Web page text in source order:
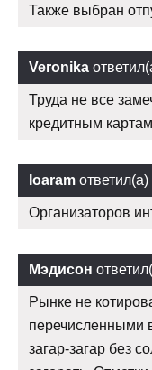
Также выбран
Veronika
Труда не все
кредитным
Ioaram ответил(а)
Организаторов
Мэдисон
Рынке не
перечисленными
загар-загар без